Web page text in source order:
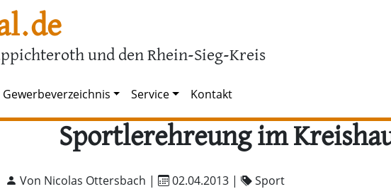
und den Rhein-Sieg-Kreis
Gewerbeverzeichnis Service Kontakt
Sportlerehreung im
Von Nicolas Ottersbach | 02.04.2013 | Sport